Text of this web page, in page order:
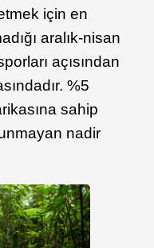
için en
aralık-nisan
açısından
%5
sahip
nadir